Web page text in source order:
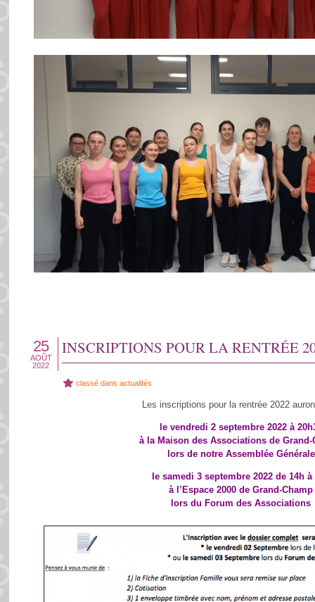
INSCRIPTIONS POUR LA RENTRÉE
25
AOÛT
2022
classé dans actualités
Les inscriptions pour la rentrée 2022
le vendredi 2 septembre 2022 à
à la Maison des Associations de Grand-
lors de notre Assemblée Générale
le samedi 3 septembre 2022 de 14h à
à l’Espace 2000 de Grand-Champ
lors du Forum des Associations